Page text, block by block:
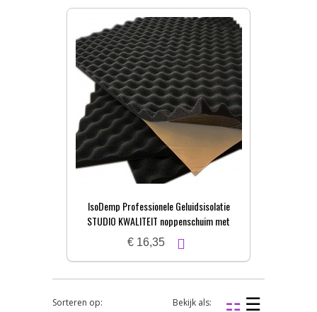
IsoDemp Professionele Geluidsisolatie
STUDIO KWALITEIT noppenschuim met
zelfkl. laag | 3x50x100cm
€ 16,35
Sorteren op: Bekijk als: